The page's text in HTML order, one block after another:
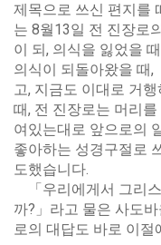
제목으로 쓰신 편지를
는 8월13일 전 진장로
이 되, 의식을 잃었을
의식이 되돌아왔을 때,
고, 지금도 이대로 거
때, 전 진장로는 머리
여있는대로 앞으로의
좋아하는 성경구절로
도했습니다.
「우리에게서 그리
까?」라고 물은 사도
로의 대답도 바로 이절